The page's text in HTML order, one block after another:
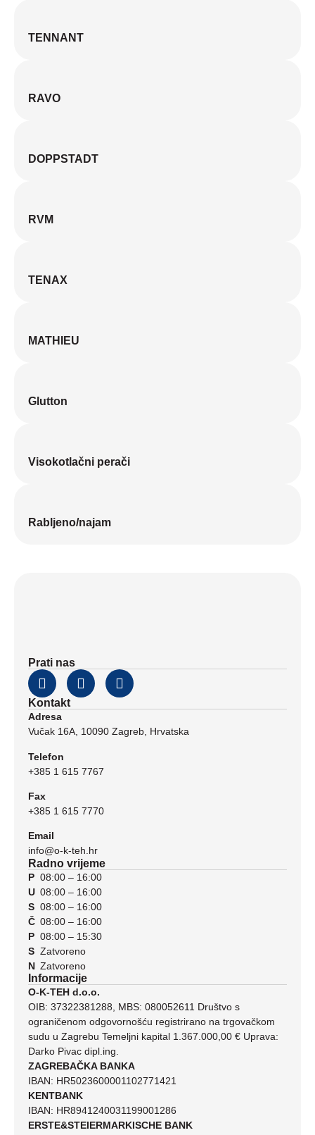
TENNANT
RAVO
DOPPSTADT
RVM
TENAX
MATHIEU
Glutton
Visokotlačni perači
Rabljeno/najam
Prati nas
Kontakt
Adresa
Vučak 16A, 10090 Zagreb, Hrvatska
Telefon
+385 1 615 7767
Fax
+385 1 615 7770
Email
info@o-k-teh.hr
Radno vrijeme
P
U
S
Č
P
S
N
08:00 – 16:00
08:00 – 16:00
08:00 – 16:00
08:00 – 16:00
08:00 – 15:30
Zatvoreno
Zatvoreno
Informacije
O-K-TEH d.o.o.
OIB: 37322381288, MBS: 080052611 Društvo s
ograničenom odgovornošću registrirano na trgovačkom
sudu u Zagrebu Temeljni kapital 1.367.000,00 € Uprava:
Darko Pivac dipl.ing.
ZAGREBAČKA BANKA
IBAN: HR5023600001102771421
KENTBANK
IBAN: HR8941240031199001286
ERSTE&STEIERMARKISCHE BANK